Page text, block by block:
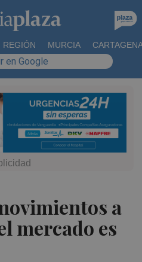
REGIÓN MURCIA
en Google
a
mercado es